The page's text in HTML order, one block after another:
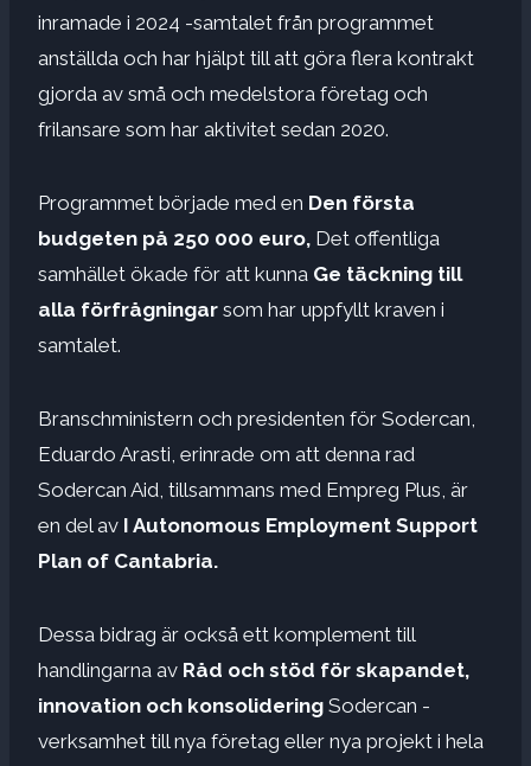
inramade i 2024 -samtalet från programmet
anställda och har hjälpt till att göra flera kontrakt
gjorda av små och medelstora företag och
frilansare som har aktivitet sedan 2020.
Programmet började med en Den första
budgeten på 250 000 euro, Det offentliga
samhället ökade för att kunna Ge täckning till
alla förfrågningar som har uppfyllt kraven i
samtalet.
Branschministern och presidenten för Sodercan,
Eduardo Arasti, erinrade om att denna rad
Sodercan Aid, tillsammans med Empreg Plus, är
en del av I Autonomous Employment Support
Plan of Cantabria.
Dessa bidrag är också ett komplement till
handlingarna av Råd och stöd för skapandet,
innovation och konsolidering Sodercan -
verksamhet till nya företag eller nya projekt i hela